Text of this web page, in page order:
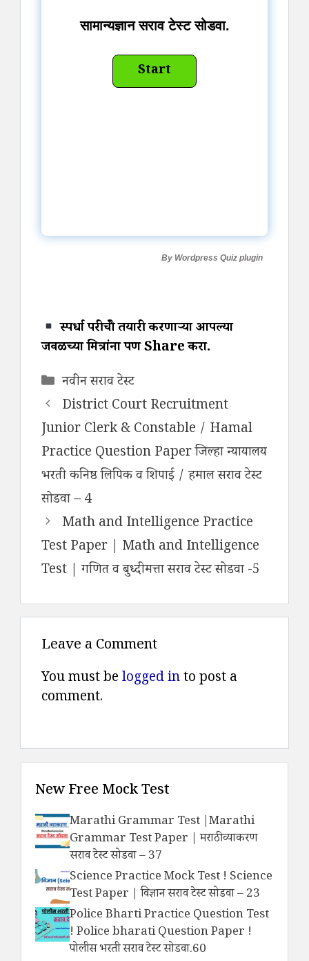
सामान्यज्ञान सराव टेस्ट सोडवा.
By Wordpress Quiz plugin
स्पर्धा परीक्षेची तयारी करणाऱ्या आपल्या
जवळच्या मित्रांना पण Share करा.
Categories
नवीन सराव टेस्ट
District Court Recruitment
Junior Clerk & Constable / Hamal
Practice Question Paper जिल्हा न्यायालय
भरती कनिष्ठ लिपिक व शिपाई / हमाल सराव टेस्ट
सोडवा – 4
Math and Intelligence Practice
Test Paper | Math and Intelligence
Test | गणित व बुध्दीमत्ता सराव टेस्ट सोडवा -5
Leave a Comment
You must be logged into post a
comment.
New Free Mock Test
Marathi Grammar Test |Marathi
Grammar Test Paper | मराठी व्याकरण
सराव टेस्ट सोडवा – 37
Science Practice Mock Test ! Science
Test Paper | विज्ञान सराव टेस्ट सोडवा – 23
Police Bharti Practice Question Test
! Police bharati Question Paper !
पोलीस भरती सराव टेस्ट सोडवा.60